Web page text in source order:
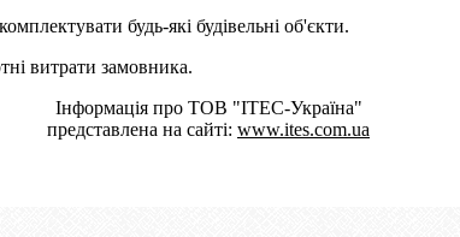
будь-які будівельні об'єкти.
витрати замовника.
Інформація про ТОВ "ІТЕС-Україна"
представлена на сайті: www.ites.com.ua